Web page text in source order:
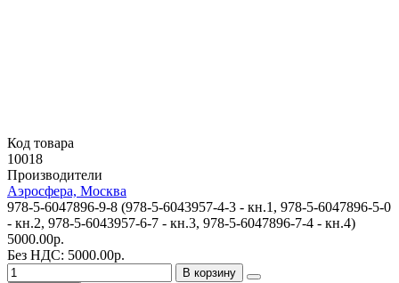
Код товара
10018
Производители
Аэросфера, Москва
978-5-6047896-9-8 (978-5-6043957-4-3 - кн.1, 978-5-6047896-5-0
- кн.2, 978-5-6043957-6-7 - кн.3, 978-5-6047896-7-4 - кн.4)
5000.00р.
Без НДС: 5000.00р.
В корзину